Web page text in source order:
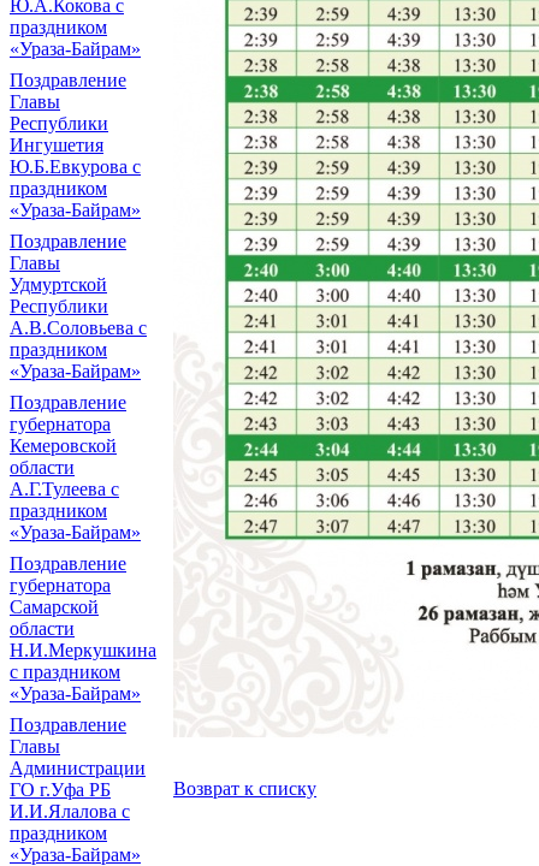
Ю.А.Кокова с
праздником
«Ураза-Байрам»
Поздравление
Главы
Республики
Ингушетия
Ю.Б.Евкурова с
праздником
«Ураза-Байрам»
Поздравление
Главы
Удмуртской
Республики
А.В.Соловьева с
праздником
«Ураза-Байрам»
Поздравление
губернатора
Кемеровской
области
А.Г.Тулеева с
праздником
«Ураза-Байрам»
Поздравление
губернатора
Самарской
области
Н.И.Меркушкина
с праздником
«Ураза-Байрам»
Поздравление
Главы
Администрации
ГО г.Уфа РБ
И.И.Ялалова с
праздником
«Ураза-Байрам»
Возврат к списку